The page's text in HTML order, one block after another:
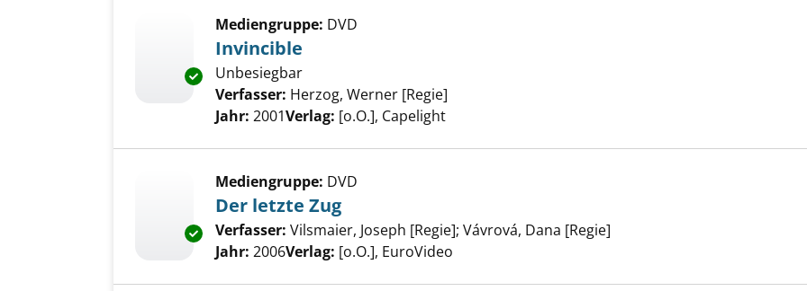
Exemplar-Details von Invincible anzeigen
Mediengruppe: DVD
Invincible
Unbesiegbar
Verfasser: Herzog, Werner [Regie]
Jahr: 2001Verlag: [o.O.], Capelight
Exemplar-Details von Der letzte Zug anzeigen
Mediengruppe: DVD
Der letzte Zug
Verfasser: Vilsmaier, Joseph [Regie]; Vávrová, Dana [Regie]
Jahr: 2006Verlag: [o.O.], EuroVideo